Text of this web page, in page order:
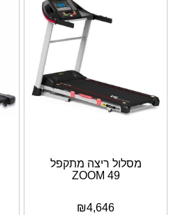
מסלול ריצה מתקפל
ZOOM 49
₪4,646